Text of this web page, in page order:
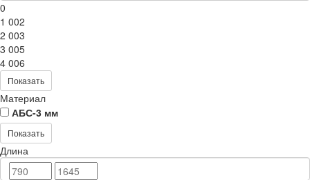
0
1 002
2 003
3 005
4 006
Показать
Материал
АБС-3 мм
Показать
Длина